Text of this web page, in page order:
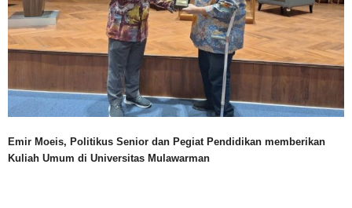
Emir Moeis, Politikus Senior dan Pegiat Pendidikan memberikan
Kuliah Umum di Universitas Mulawarman